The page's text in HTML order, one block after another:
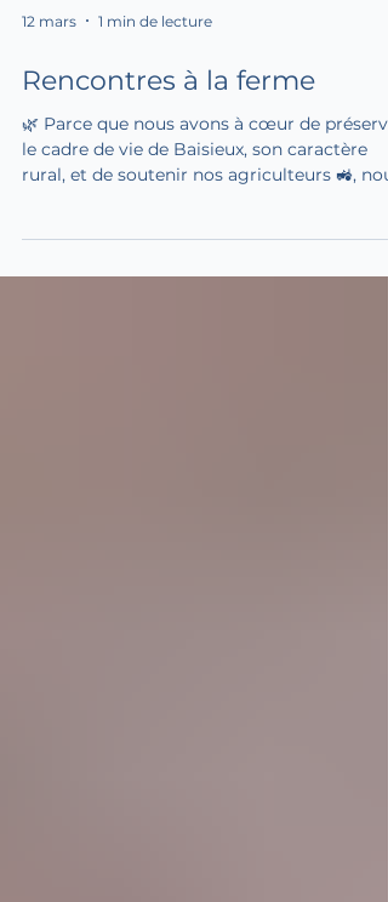
12 mars 1 min de lecture
Rencontres à la ferme
le cadre de vie de Baisieux, son caractère
rural, et de soutenir nos agriculteurs 🚜,